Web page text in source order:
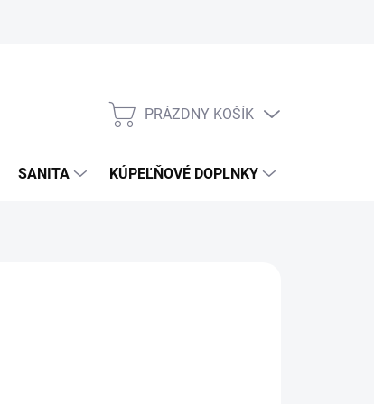
NÁKUPNÝ
PRÁZDNY KOŠÍK
SANITA KÚPEĽŇOVÉ DOPLNKY